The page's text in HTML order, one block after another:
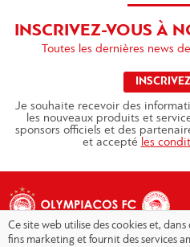
INSCRIVEZ-VOUS À
Toutes les dernières news
Je souhaite recevoir des
les nouveaux produits et
sponsors officiels et des
et accepté les
Ce site web utilise des cookies et,
fins marketing et fournit des services